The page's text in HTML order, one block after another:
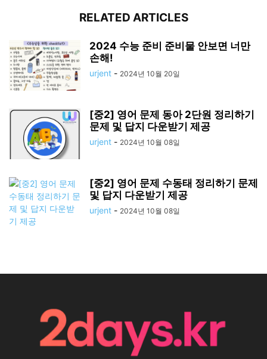
RELATED ARTICLES
2024 수능 준비 준비물 안보면 너만
손해!
urjent - 2024년 10월 20일
[중2] 영어 문제 동아 2단원 정리하기
문제 및 답지 다운받기 제공
urjent - 2024년 10월 08일
[중2] 영어 문제 수동태 정리하기 문제
및 답지 다운받기 제공
urjent - 2024년 10월 08일